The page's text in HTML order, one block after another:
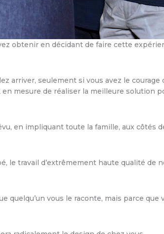
obtenir en décidant de faire cette
arriver, seulement si vous avez le
mesure de réaliser la meilleure solution
en impliquant toute la famille, aux côtés
le travail d’extrêmement haute qualité de
quelqu’un vous le raconte, mais parce que